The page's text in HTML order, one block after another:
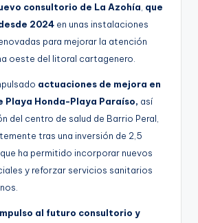
consultorio de La Azohía que
2024 en unas instalaciones
para mejorar la atención
oeste del litoral cartagenero.
actuaciones de mejora en
Playa Honda-Playa Paraíso, así
del centro de salud de Barrio Peral,
tras una inversión de 2,5
ha permitido incorporar nuevos
y reforzar servicios sanitarios
al futuro consultorio y